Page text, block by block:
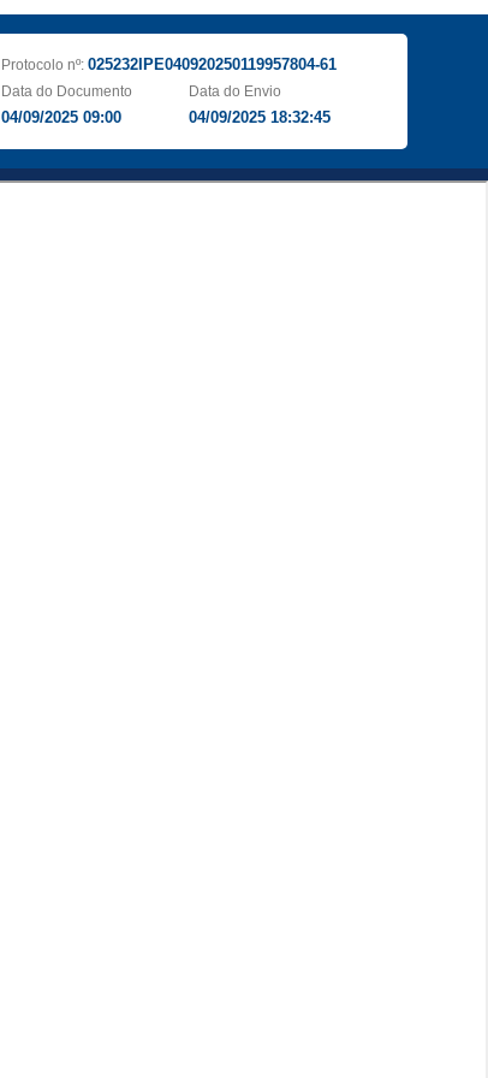
Protocolo nº: 025232IPE040920250119957804-61
Data do Documento
04/09/2025 09:00
Data do Envio
04/09/2025 18:32:45